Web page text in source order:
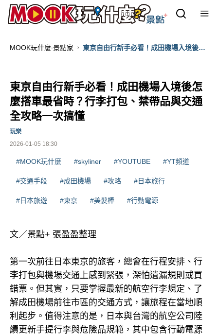
MOOK玩什麼‧景點家
東京自由行新手必看！成田機場入境後怎
東京自由行新手必看！成田機場入境後怎
麼搭車最省時？行李打包、禁帶品與交通
全攻略一次搞懂
2026-01-05 18:30
玩樂
#MOOK玩什麼 #skyliner #YOUTUBE #YT頻道
#交通手段 #成田機場 #攻略 #日本旅行
#日本旅遊 #東京 #美髮棒 #行動電源
文／景點+ 張盈盈整理
第一次前往日本東京的旅客，總會在行程安排、行
李打包與機場交通上感到緊張，深怕遺漏規則或買
錯票。但其實，只要掌握最新的航空行李規定、了
解成田機場前往市區的交通方式，讓旅程在當地順
利起步。值得注意的是，日本與台灣的航空公司陸
續更新手提行李與危險品規範，其中包含行動電源